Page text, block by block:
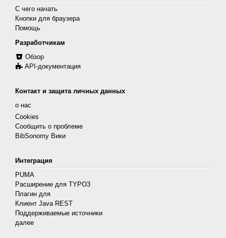
С чего начать
Кнопки для браузера
Помощь
Разработчикам
Обзор
API-документация
Контакт и защита личных данных
о нас
Cookies
Сообщить о проблеме
BibSonomy Вики
Интеграция
PUMA
Расширение для TYPO3
Плагин для
Клиент Java REST
Поддерживаемые источники
далее